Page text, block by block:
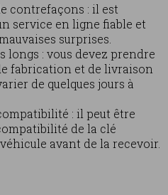
contrefaçons : il est
service en ligne fiable et
surprises.
longs : vous devez prendre
fabrication et de livraison
de quelques jours à
: il peut être
de la clé
avant de la recevoir.